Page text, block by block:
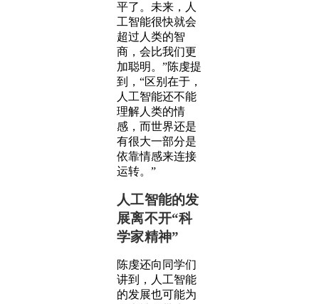
平了。未来，人
工智能很快就会
超过人类的智
商，会比我们更
加聪明。”陈虔提
到，“区别在于，
人工智能还不能
理解人类的情
感，而世界还是
有很大一部分是
依靠情感来连接
运转。”
人工智能的发
展离不开“科
学家精神”
陈虔还向同学们
讲到，人工智能
的发展也可能为